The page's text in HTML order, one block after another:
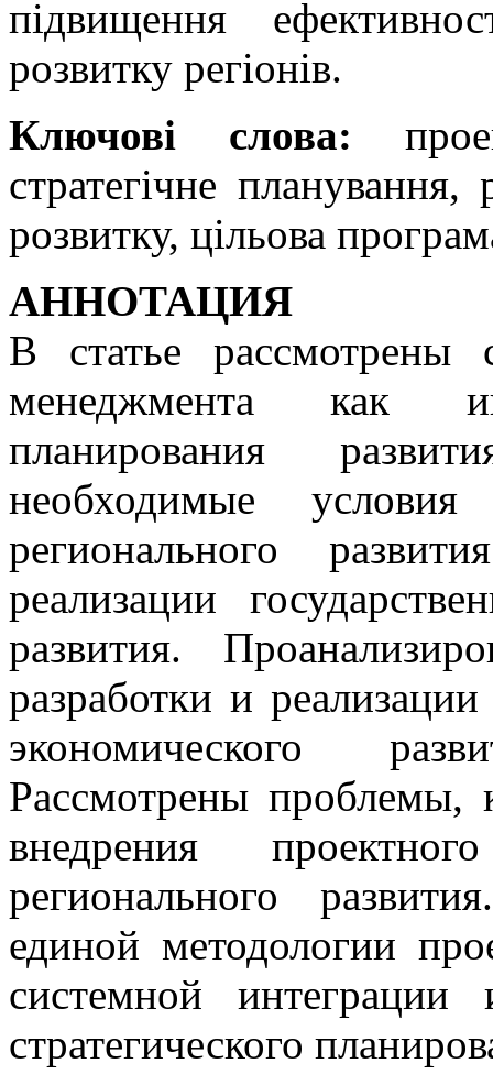
підвищення
розвитку регіонів.
Ключові слова:
стратегічне планування,
розвитку, цільова
АННОТАЦИЯ
В статье рассмотрены
менеджмента как
планирования
необходимые
регионального
реализации
развития.
разработки и
экономического
Рассмотрены проблемы,
внедрения
регионального
единой методологии
системной
стратегического